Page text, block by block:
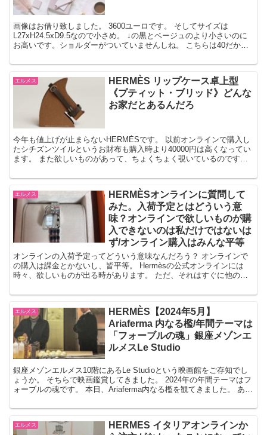
画像はお借り致しました。 3600ユーロです。 そしてサイズは
L27xH24.5xD9.5なので小さめ。 ↓の黒とベージュのより小さいのに
お高いです。ショルダーがついていませんしね。 こちらは40だから
エルメス
HERMÈS リップケース卓上型
《プティット・ブリッド》どんな
お家だとあるんだろ
今年も値上げが止まらないHERMÈSです。 以前オンラインで購入し
たシチズンツイルというお財布も購入時より40000円は高くなってい
ます。 また欲しいものがあって、ちょくちょく覗いているのです
エルメス
HERMÈSオンラインに質問して
みた。入荷予定とはどういう意
味？オンラインで欲しいものが購
入できないのは私だけではないは
ず/オンライン購入はみんな平等
オンラインの入荷予定ってどういう意味なんだろう？ オンラインで
の購入は課金とかないし、皆平等。 Hermèsの公式オンラインには
時々、欲しいものが出る時があります。 ただ、それはすぐに他の方
エルメス
HERMÈS【2024年5月】
Ariaferma 内なる檻/年間テーマは
「フォーブルの魂」銀座メゾンエ
ルメスLe Studio
銀座メゾンエルメス10階にあるLe Studioという映画館をご存知でし
ょうか。 そちらで映画鑑賞してきました。 2024年の年間テーマはフ
ォーブルの魂です。 本日、Ariaferma内なる檻を観てきました。 あら
エルメス
HERMES イタリアオンラインか